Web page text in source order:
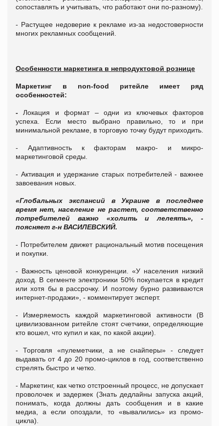
сопоставлять и учитывать, что работают они по-разному).
- Растущее недоверие к рекламе из-за недостоверности
многих рекламных сообщений.
Особенности маркетинга в непродуктовой рознице
Маркетинг в non-food ритейле имеет ряд
особенностей:
-Локация и формат – одни из ключевых факторов
успеха. Если место выбрано правильно, то и при
минимальной рекламе, в торговую точку будут приходить.
- Адаптивность к факторам макро- и микро-
маркетинговой среды.
- Активация и удержание старых потребителей - важнее
завоевания новых.
«Глобальных экспансий в Украине в последнее
время нет, население не растет, соответственно
потребителей важно «холить и лелеять», -
поясняет г-н ВАСИЛЕВСКИЙ.
- Потребителем движет рациональный мотив посещения
и покупки.
- Важность ценовой конкуренции. «У населения низкий
доход. В сегменте электроники 50% покупается в кредит
или хотя бы в рассрочку. И поэтому бурно развиваются
интернет-продажи», - комментирует эксперт.
- Измеряемость каждой маркетинговой активности (В
цивилизованном ритейле стоят счетчики, определяющие
кто вошел, что купил и как, по какой акции).
- Торговля «пулеметчики, а не снайперы» - следует
выдавать от 4 до 20 промо-циклов в год, соответственно
стрелять быстро и четко.
- Маркетинг, как четко отстроенный процесс, не допускает
проволочек и задержек (Знать дедлайны запуска акций,
понимать, когда должны дать сообщения и в какие
медиа, а если опоздали, то «вывалились» из промо-
цикла).